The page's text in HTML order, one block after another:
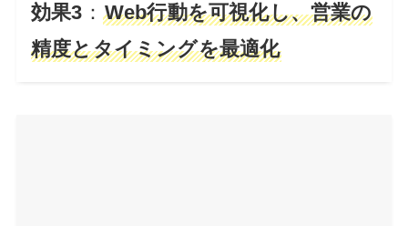
効果3 ： Web行動を可視化し、営業の
精度とタイミングを最適化